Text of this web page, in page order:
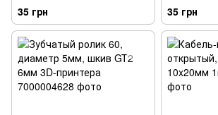
принтера
35 грн
принтера
35 грн